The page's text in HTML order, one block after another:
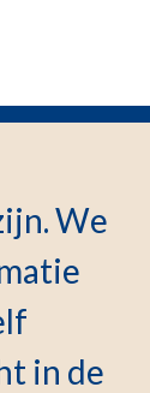
We
in de